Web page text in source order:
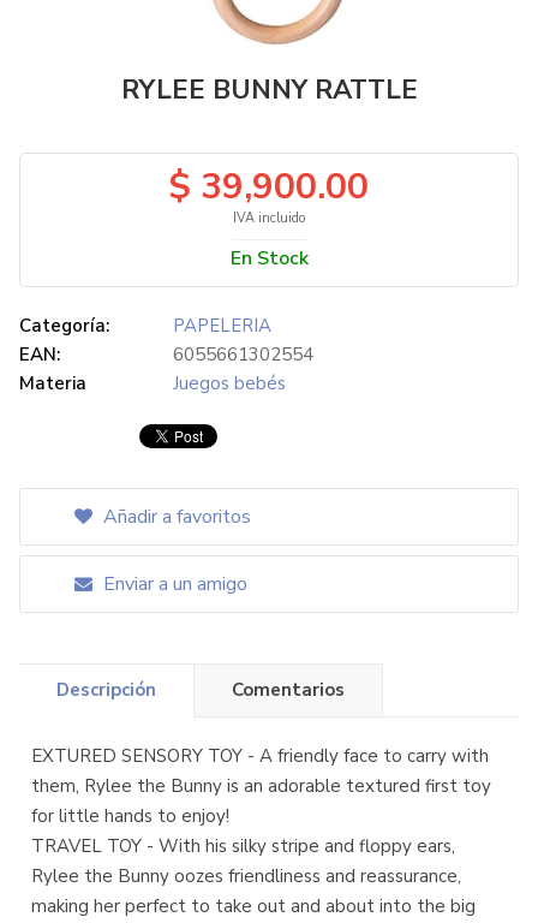
RYLEE BUNNY RATTLE
$ 39,900.00
IVA incluido
En Stock
Categoría:
PAPELERIA
EAN:
6055661302554
Materia
Juegos bebés
Añadir a favoritos
Enviar a un amigo
Descripción Comentarios
EXTURED SENSORY TOY - A friendly face to carry with
them, Rylee the Bunny is an adorable textured first toy
for little hands to enjoy!
TRAVEL TOY - With his silky stripe and floppy ears,
Rylee the Bunny oozes friendliness and reassurance,
making her perfect to take out and about into the big